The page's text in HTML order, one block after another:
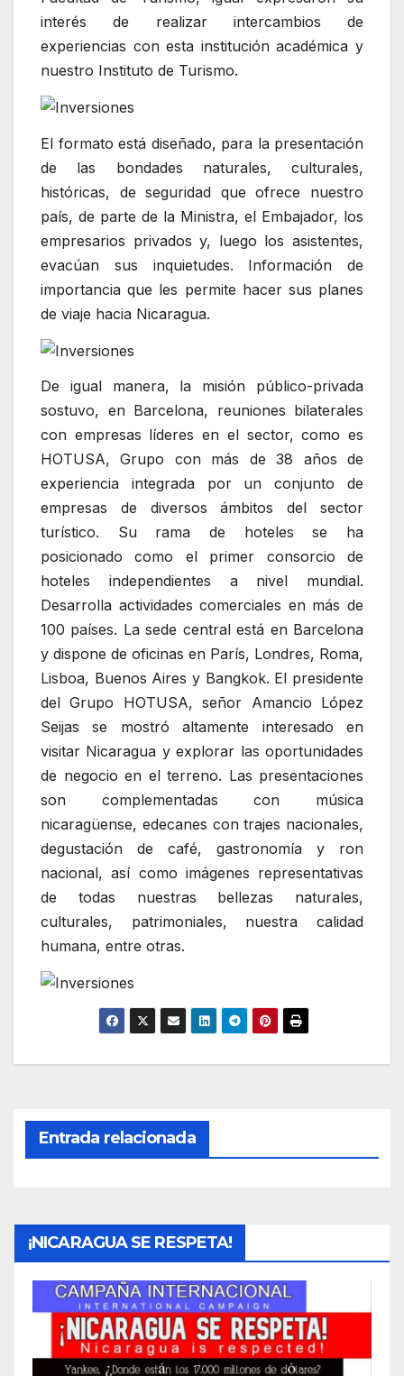
interés de realizar intercambios de
experiencias con esta institución académica y
nuestro Instituto de Turismo.
El formato está diseñado, para la presentación
de las bondades naturales, culturales,
históricas, de seguridad que ofrece nuestro
país, de parte de la Ministra, el Embajador, los
empresarios privados y, luego los asistentes,
evacúan sus inquietudes. Información de
importancia que les permite hacer sus planes
de viaje hacia Nicaragua.
De igual manera, la misión público-privada
sostuvo, en Barcelona, reuniones bilaterales
con empresas líderes en el sector, como es
HOTUSA, Grupo con más de 38 años de
experiencia integrada por un conjunto de
empresas de diversos ámbitos del sector
turístico. Su rama de hoteles se ha
posicionado como el primer consorcio de
hoteles independientes a nivel mundial.
Desarrolla actividades comerciales en más de
100 países. La sede central está en Barcelona
y dispone de oficinas en París, Londres, Roma,
Lisboa, Buenos Aires y Bangkok. El presidente
del Grupo HOTUSA, señor Amancio López
Seijas se mostró altamente interesado en
visitar Nicaragua y explorar las oportunidades
de negocio en el terreno. Las presentaciones
son complementadas con música
nicaragüense, edecanes con trajes nacionales,
degustación de café, gastronomía y ron
nacional, así como imágenes representativas
de todas nuestras bellezas naturales,
culturales, patrimoniales, nuestra calidad
humana, entre otras.
Entrada relacionada
¡NICARAGUA SE RESPETA!